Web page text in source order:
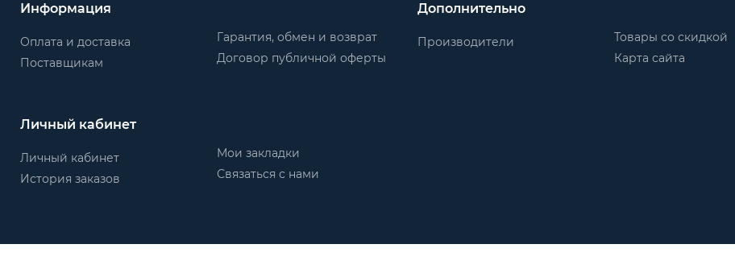
Информация
Оплата и доставка
Поставщикам
Гарантия, обмен и возврат
Договор публичной оферты
Дополнительно
Производители
Товары со скидкой
Карта сайта
Личный кабинет
Личный кабинет
История заказов
Мои закладки
Связаться с нами